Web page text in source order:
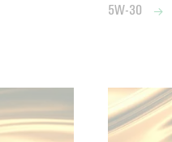
5W-30